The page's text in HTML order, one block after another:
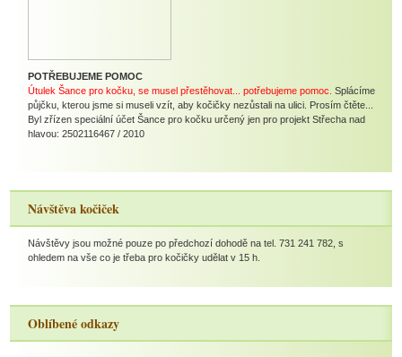
POTŘEBUJEME POMOC
Útulek Šance pro kočku, se musel přestěhovat... potřebujeme pomoc. Splácíme
půjčku, kterou jsme si museli vzít, aby kočičky nezůstali na ulici. Prosím čtěte...
Byl zřízen speciální účet Šance pro kočku určený jen pro projekt Střecha nad
hlavou: 2502116467 / 2010
Návštěva kočiček
Návštěvy jsou možné pouze po předchozí dohodě na tel. 731 241 782, s
ohledem na vše co je třeba pro kočičky udělat v 15 h.
Oblíbené odkazy